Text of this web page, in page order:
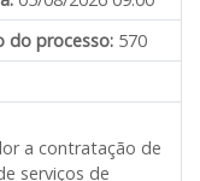
do processo: 570
a contratação de
serviços de